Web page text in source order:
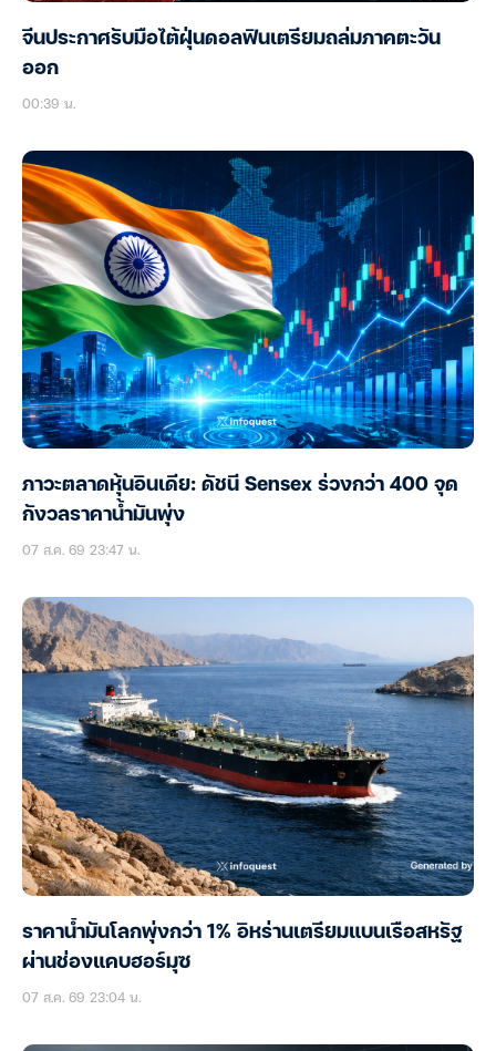
จีนประกาศรับมือไต้ฝุ่นดอลฟินเตรียมถล่มภาคตะวัน
ออก
00:39 น.
ภาวะตลาดหุ้นอินเดีย: ดัชนี Sensex ร่วงกว่า 400 จุด
กังวลราคาน้ำมันพุ่ง
07 ส.ค. 69 23:47 น.
ราคาน้ำมันโลกพุ่งกว่า 1% อิหร่านเตรียมแบนเรือสหรัฐ
ผ่านช่องแคบฮอร์มุซ
07 ส.ค. 69 23:04 น.